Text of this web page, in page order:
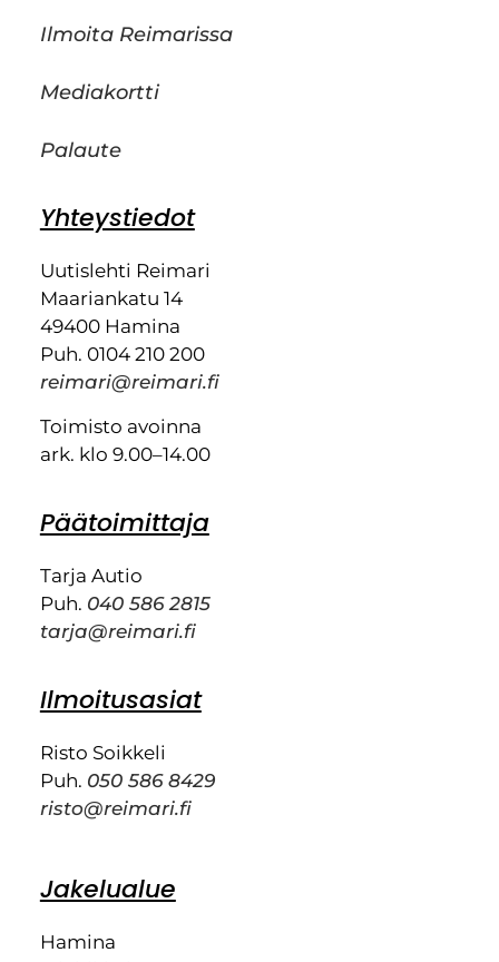
Ilmoita Reimarissa
Mediakortti
Palaute
Yhteystiedot
Uutislehti Reimari
Maariankatu 14
49400 Hamina
Puh. 0104 210 200
reimari@reimari.fi
Toimisto avoinna
ark. klo 9.00–14.00
Päätoimittaja
Tarja Autio
Puh. 040 586 2815
tarja@reimari.fi
Ilmoitusasiat
Risto Soikkeli
Puh. 050 586 8429
risto@reimari.fi
Jakelualue
Hamina